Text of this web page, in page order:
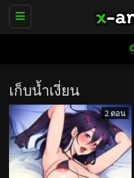
Toggle
navigation
เก็บน้ำเงี่ยน
2 ตอน